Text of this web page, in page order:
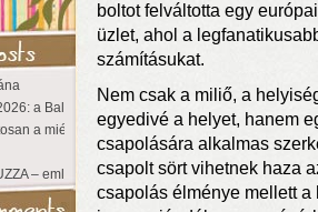
a Balaton partján a nyár még tart!
a miénk a Sziget!
– emlékezet, táj és irodalom találkozása a Mai
boltot felváltotta egy
üzlet, ahol a
számításukat.
Nem csak a miliő, a
egyedivé a helyet, hanem
csapolására alkalmas
csapolt sört vihetnek haza
csapolás élménye mellett